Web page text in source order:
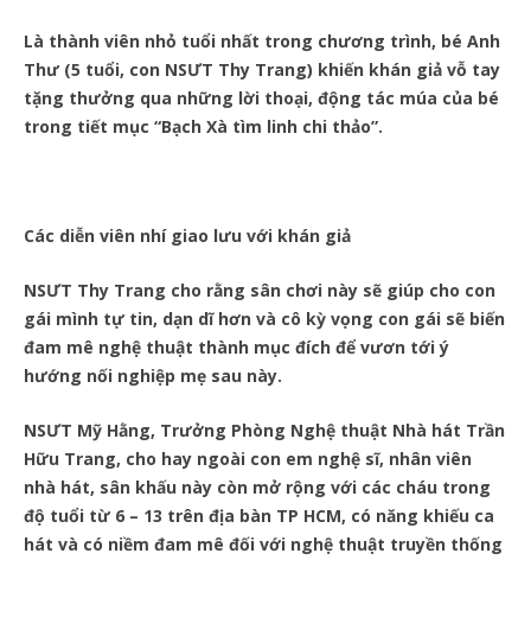
Là thành viên nhỏ tuổi nhất trong chương trình, bé Anh
Thư (5 tuổi, con NSƯT Thy Trang) khiến khán giả vỗ tay
tặng thưởng qua những lời thoại, động tác múa của bé
trong tiết mục “Bạch Xà tìm linh chi thảo”.
Các diễn viên nhí giao lưu với khán giả
NSƯT Thy Trang cho rằng sân chơi này sẽ giúp cho con
gái mình tự tin, dạn dĩ hơn và cô kỳ vọng con gái sẽ biến
đam mê nghệ thuật thành mục đích để vươn tới ý
hướng nối nghiệp mẹ sau này.
NSƯT Mỹ Hằng, Trưởng Phòng Nghệ thuật Nhà hát Trần
Hữu Trang, cho hay ngoài con em nghệ sĩ, nhân viên
nhà hát, sân khấu này còn mở rộng với các cháu trong
độ tuổi từ 6 – 13 trên địa bàn TP HCM, có năng khiếu ca
hát và có niềm đam mê đối với nghệ thuật truyền thống